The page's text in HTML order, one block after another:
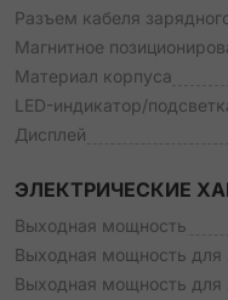
Разъем кабеля
Магнитное
Материал корпуса
LED-индикатор/
Дисплей
ЭЛЕКТРИЧЕСКИЕ
Выходная мощность
Выходная мощность для
Выходная мощность для